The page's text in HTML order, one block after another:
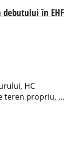
în EHF
HC
teren propriu, ...